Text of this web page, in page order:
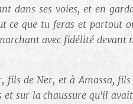
dans ses voies, et en
ce que tu feras et partout
avec fidélité
de Ner, et à Amassa,
sur la chaussure qu'il avait